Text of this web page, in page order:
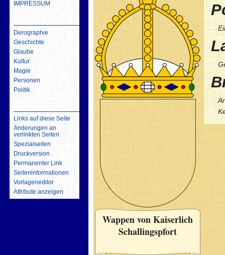
Wappen von Kaiserlich
Schallingspfort
IMPRESSUM
Derographie
Geschichte
Glaube
Kultur
Magie
Personen
Politik
Links auf diese Seite
Änderungen an
verlinkten Seiten
Spezialseiten
Druckversion
Permanenter Link
Seiten­­informationen
Vorlageneditor
Attribute anzeigen